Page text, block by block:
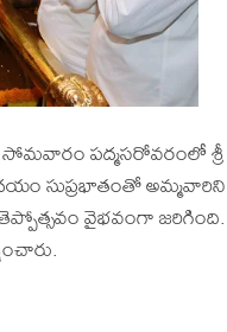
పద్మసరోవరంలో
సుప్రభాతంతో
వైభవంగా జరిగింది.